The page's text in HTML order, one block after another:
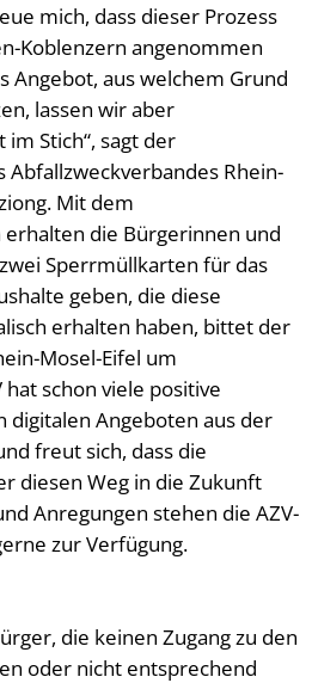
mich, dass dieser Prozess
Koblenzern angenommen
Angebot, aus welchem Grund
lassen wir aber
Stich“, sagt der
Rhein-
Mit dem
die Bürgerinnen und
Sperrmüllkarten für das
geben, die diese
erhalten haben, bittet der
Mosel-Eifel um
schon viele positive
digitalen Angeboten aus der
freut sich, dass die
diesen Weg in die Zukunft
Anregungen stehen die AZV-
zur Verfügung.
die keinen Zugang zu den
oder nicht entsprechend